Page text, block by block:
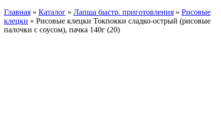
Главная » Каталог » Лапша быстр. приготовления » Рисовые
клецки » Рисовые клецки Токпокки сладко-острый (рисовые
палочки с соусом), пачка 140г (20)